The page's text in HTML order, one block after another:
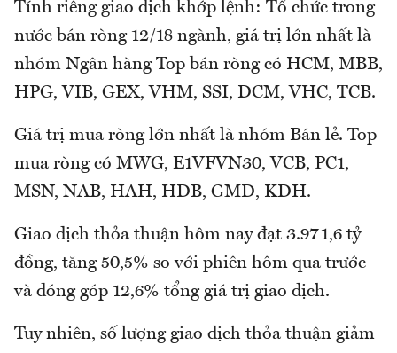
Tính riêng giao dịch khớp lệnh: Tổ chức trong
nước bán ròng 12/18 ngành, giá trị lớn nhất là
nhóm Ngân hàng Top bán ròng có HCM, MBB,
HPG, VIB, GEX, VHM, SSI, DCM, VHC, TCB.
Giá trị mua ròng lớn nhất là nhóm Bán lẻ. Top
mua ròng có MWG, E1VFVN30, VCB, PC1,
MSN, NAB, HAH, HDB, GMD, KDH.
Giao dịch thỏa thuận hôm nay đạt 3.971,6 tỷ
đồng, tăng 50,5% so với phiên hôm qua trước
và đóng góp 12,6% tổng giá trị giao dịch.
Tuy nhiên, số lượng giao dịch thỏa thuận giảm